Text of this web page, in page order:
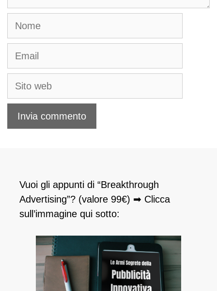
Nome
Email
Sito
Vuoi gli appunti di “Breakthrough
Advertising”? (valore 99€) ➡ Clicca
sull’immagine qui sotto: